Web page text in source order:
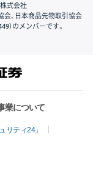
式会社
会、日本商品先物取引協会
）のメンバーです。
業について
リティ24」